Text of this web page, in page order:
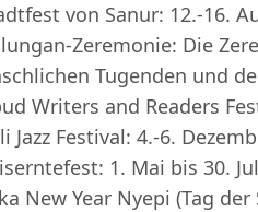
von Sanur: 12.-16.
Zeremonie: Die
Tugenden und
Writers and Readers
Jazz Festival: 4.-6.
1. Mai bis 30.
New Year Nyepi (Tag